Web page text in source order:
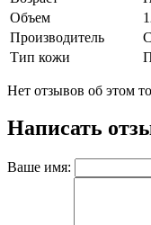
Объем
Производитель
Тип кожи
Нет отзывов об этом
Написать
Ваше имя: